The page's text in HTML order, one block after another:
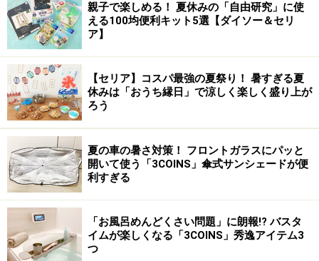
右はライティアの丸太を脚にして、鉄板を載せた「BRICK」
テーブル。左上は籐家具メーカー時代の面影を残した照明
「BOLLA」。左下は水牛の革をテープ状にして張った金属椅
子「BRICK23」。オリエンタルな素材使いも魅力。
オリエンタルな文化をリスペクトしてきたパオラ女史の
感性と、長年籐家具を作ってきたジェルバゾーニの社風
は絶妙にマッチして、独自の世界観を作り上げてきまし
た。今年の新作「BRICK」のテーブルも、それをよく表
しています。鉄板の天板に合わせたベトナム産天然木ラ
イティアの丸太（脚）は一本一本異なる表情を持ってい
て、鉄板も素の表情そのものです。これがプロダクツ？
と思わせますが、人の手と自然の共同制作といった所
に、彼女の思想がよく表れているのではないでしょう
か？
親子で楽しめる！ 夏休みの「自由研究」に使
える100均便利キット5選【ダイソー＆セリ
ア】
【セリア】コスパ最強の夏祭り！ 暑すぎる夏
休みは「おうち縁日」で涼しく楽しく盛り上が
ろう
夏の車の暑さ対策！ フロントガラスにパッと
開いて使う「3COINS」傘式サンシェードが便
利すぎる
「お風呂めんどくさい問題」に朗報!? バスタ
イムが楽しくなる「3COINS」秀逸アイテム3
つ